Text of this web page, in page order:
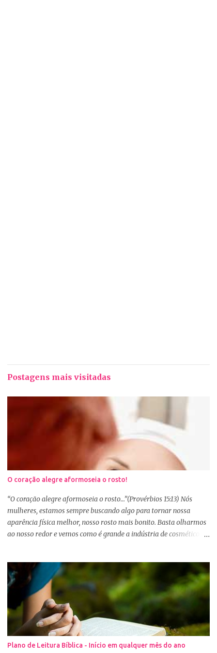
Postagens mais visitadas
O coração alegre aformoseia o rosto!
“O coração alegre aformoseia o rosto...”(Provérbios 15:13) Nós
mulheres, estamos sempre buscando algo para tornar nossa
aparência física melhor, nosso rosto mais bonito. Basta olharmos
ao nosso redor e vemos como é grande a indústria de cosméticos e
se maquiar e testam produtos. Não é errado gostar de se cuidar e
buscar conhecimento de como ficar mais bonita e atraente. Eu
também gosto de maquiagem e dicas de beleza, no entanto,
precisamos cuidar primeiramente da nossa beleza interior. A
verdade é que, muitas de nós buscamos de forma desenfreada
ficarmos mais bonitas por fora tentando nos afirmar, e mostrar
que temos algum valor, porque nossos corações estão cheios de
amargura e traumas causados por situações que vivenciamos. O
Plano de Leitura Bíblica - Início em qualquer mês do ano